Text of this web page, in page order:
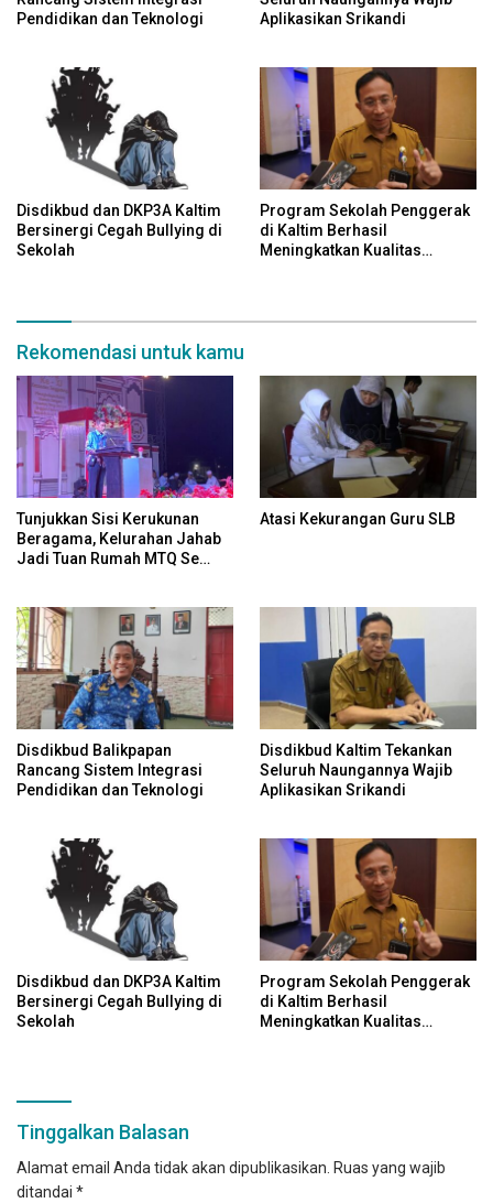
Pendidikan dan Teknologi
Aplikasikan Srikandi
Disdikbud dan DKP3A Kaltim
Bersinergi Cegah Bullying di
Sekolah
Program Sekolah Penggerak
di Kaltim Berhasil
Meningkatkan Kualitas
Rekomendasi untuk kamu
Tunjukkan Sisi Kerukunan
Beragama, Kelurahan Jahab
Jadi Tuan Rumah MTQ Se
Atasi Kekurangan Guru SLB
Disdikbud Balikpapan
Rancang Sistem Integrasi
Pendidikan dan Teknologi
Disdikbud Kaltim Tekankan
Seluruh Naungannya Wajib
Aplikasikan Srikandi
Disdikbud dan DKP3A Kaltim
Bersinergi Cegah Bullying di
Sekolah
Program Sekolah Penggerak
di Kaltim Berhasil
Meningkatkan Kualitas
Tinggalkan Balasan
Alamat email Anda tidak akan dipublikasikan. Ruas yang wajib
ditandai *